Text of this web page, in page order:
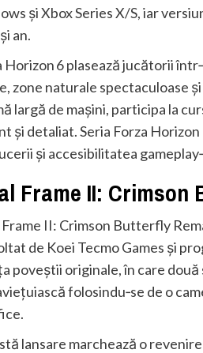
și Xbox Series X/S, iar
an.
Horizon 6 plasează jucătorii
zone naturale spectaculoase
largă de mașini, participa la
și detaliat. Seria Forza
și accesibilitatea
Frame II: Crimson
II: Crimson Butterfly
de Koei Tecmo Games și
poveștii originale, în care
folosindu‑se de o
lansare marchează o